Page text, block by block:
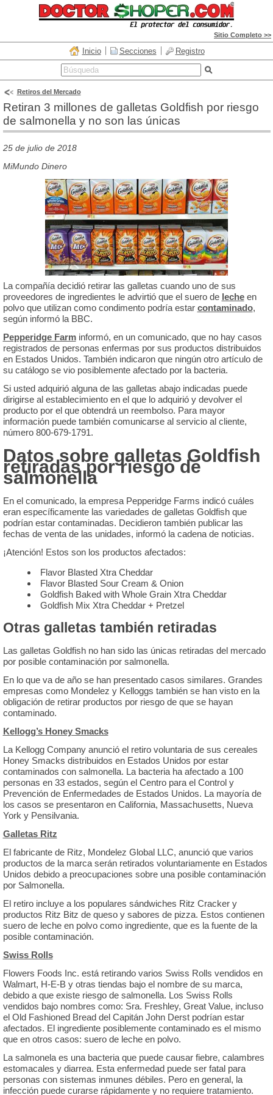
Sitio Completo >>
Inicio Secciones Registro
Retiros del Mercado
Retiran 3 millones de galletas Goldfish por riesgo
de salmonella y no son las únicas
25 de julio de 2018
MiMundo Dinero
La compañía decidió retirar las galletas cuando uno de sus
proveedores de ingredientes le advirtió que el suero de lecheen
polvo que utilizan como condimento podría estar contaminado,
según informó la BBC.
Pepperidge Farminformó, en un comunicado, que no hay casos
registrados de personas enfermas por sus productos distribuidos
en Estados Unidos. También indicaron que ningún otro artículo de
su catálogo se vio posiblemente afectado por la bacteria.
Si usted adquirió alguna de las galletas abajo indicadas puede
dirigirse al establecimiento en el que lo adquirió y devolver el
producto por el que obtendrá un reembolso. Para mayor
información puede también comunicarse al servicio al cliente,
número 800-679-1791.
Datos sobre galletas Goldfish
retiradas por riesgo de
salmonella
En el comunicado, la empresa Pepperidge Farms indicó cuáles
eran específicamente las variedades de galletas Goldfish que
podrían estar contaminadas. Decidieron también publicar las
fechas de venta de las unidades, informó la cadena de noticias.
¡Atención! Estos son los productos afectados:
Flavor Blasted Xtra Cheddar
Flavor Blasted Sour Cream & Onion
Goldfish Baked with Whole Grain Xtra Cheddar
Goldfish Mix Xtra Cheddar + Pretzel
Otras galletas también retiradas
Las galletas Goldfish no han sido las únicas retiradas del mercado
por posible contaminación por salmonella.
En lo que va de año se han presentado casos similares. Grandes
empresas como Mondelez y Kelloggs también se han visto en la
obligación de retirar productos por riesgo de que se hayan
contaminado.
Kellogg’s Honey Smacks
La Kellogg Company anunció el retiro voluntaria de sus cereales
Honey Smacks distribuidos en Estados Unidos por estar
contaminados con salmonella. La bacteria ha afectado a 100
personas en 33 estados, según el Centro para el Control y
Prevención de Enfermedades de Estados Unidos. La mayoría de
los casos se presentaron en California, Massachusetts, Nueva
York y Pensilvania.
Galletas Ritz
El fabricante de Ritz, Mondelez Global LLC, anunció que varios
productos de la marca serán retirados voluntariamente en Estados
Unidos debido a preocupaciones sobre una posible contaminación
por Salmonella.
El retiro incluye a los populares sándwiches Ritz Cracker y
productos Ritz Bitz de queso y sabores de pizza. Estos contienen
suero de leche en polvo como ingrediente, que es la fuente de la
posible contaminación.
Swiss Rolls
Flowers Foods Inc. está retirando varios Swiss Rolls vendidos en
Walmart, H-E-B y otras tiendas bajo el nombre de su marca,
debido a que existe riesgo de salmonella. Los Swiss Rolls
vendidos bajo nombres como: Sra. Freshley, Great Value, incluso
el Old Fashioned Bread del Capitán John Derst podrían estar
afectados. El ingrediente posiblemente contaminado es el mismo
que en otros casos: suero de leche en polvo.
La salmonela es una bacteria que puede causar fiebre, calambres
estomacales y diarrea. Esta enfermedad puede ser fatal para
personas con sistemas inmunes débiles. Pero en general, la
infección puede curarse rápidamente y no requiere tratamiento.